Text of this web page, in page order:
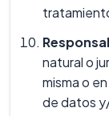
natural o
misma o
de datos